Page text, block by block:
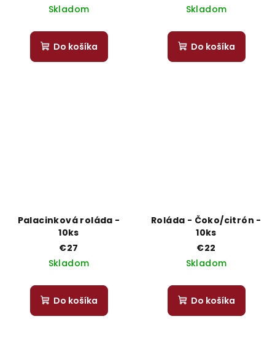
Skladom
Do košíka
Skladom
Do košíka
Palacinková roláda -
10ks
€27
Skladom
Do košíka
Roláda - Čoko/citrón -
10ks
€22
Skladom
Do košíka